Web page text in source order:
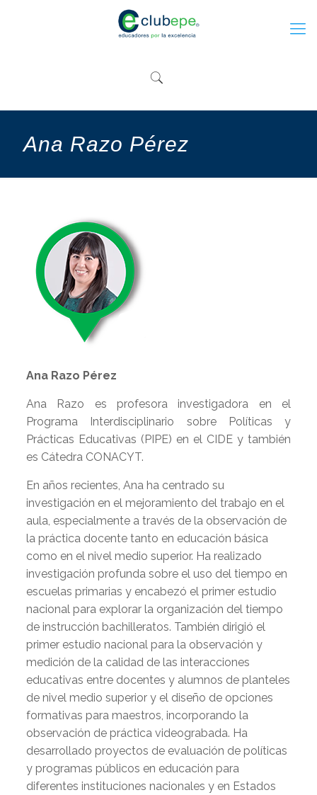
Ana Razo Pérez
Ana Razo Pérez
Ana Razo es profesora investigadora en el
Programa Interdisciplinario sobre Políticas y
Prácticas Educativas (PIPE) en el CIDE y también
es Cátedra CONACYT.
En años recientes, Ana ha centrado su
investigación en el mejoramiento del trabajo en el
aula, especialmente a través de la observación de
la práctica docente tanto en educación básica
como en el nivel medio superior. Ha realizado
investigación profunda sobre el uso del tiempo en
escuelas primarias y encabezó el primer estudio
nacional para explorar la organización del tiempo
de instrucción bachilleratos. También dirigió el
primer estudio nacional para la observación y
medición de la calidad de las interacciones
educativas entre docentes y alumnos de planteles
de nivel medio superior y el diseño de opciones
formativas para maestros, incorporando la
observación de práctica videograbada. Ha
desarrollado proyectos de evaluación de políticas
y programas públicos en educación para
diferentes instituciones nacionales y en Estados